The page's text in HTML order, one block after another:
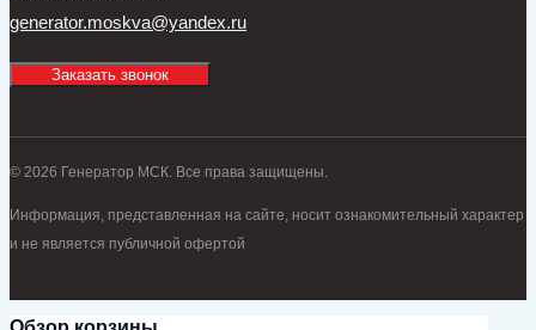
generator.moskva@yandex.ru
Заказать звонок
© 2026 Генератор МСК. Все права защищены.
Информация, представленная на сайте, носит ознакомительный характер
и не является публичной офертой